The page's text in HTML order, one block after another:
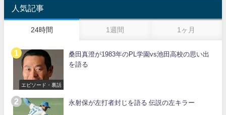
人気記事
24時間 1週間 1ヶ月
エピソード・裏話
桑田真澄が1983年のPL学園vs池田高校の思い出
を語る
永射保が左打者封じを語る 伝説の左キラー